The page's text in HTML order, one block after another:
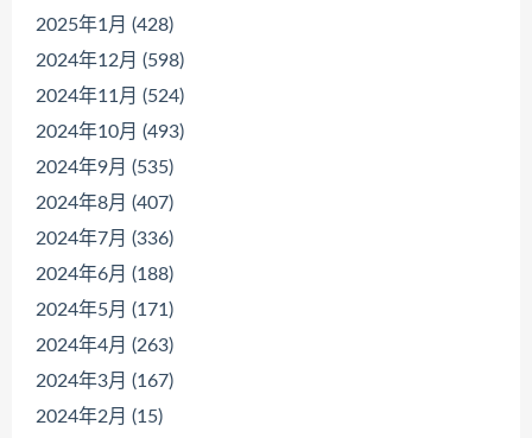
2025年1月 (428)
2024年12月 (598)
2024年11月 (524)
2024年10月 (493)
2024年9月 (535)
2024年8月 (407)
2024年7月 (336)
2024年6月 (188)
2024年5月 (171)
2024年4月 (263)
2024年3月 (167)
2024年2月 (15)